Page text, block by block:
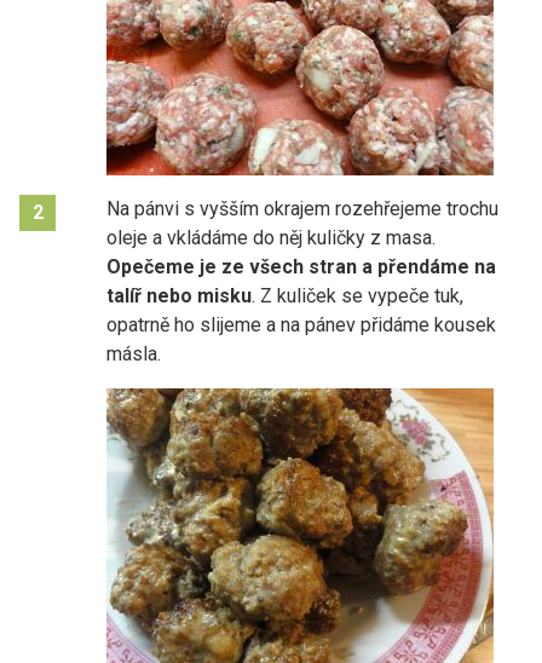
2
Na pánvi s vyšším okrajem rozehřejeme trochu
oleje a vkládáme do něj kuličky z masa.
Opečeme je ze všech stran a přendáme na
talíř nebo misku. Z kuliček se vypeče tuk,
opatrně ho slijeme a na pánev přidáme kousek
másla.